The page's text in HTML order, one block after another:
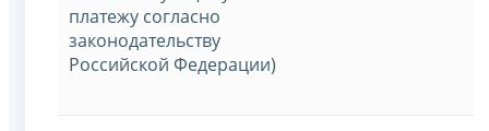
платежу согласно
законодательству
Российской Федерации)